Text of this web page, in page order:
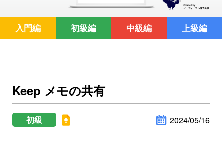
入門編 初級編 中級編 上級編
Keep メモの共有
初級 2024/05/16